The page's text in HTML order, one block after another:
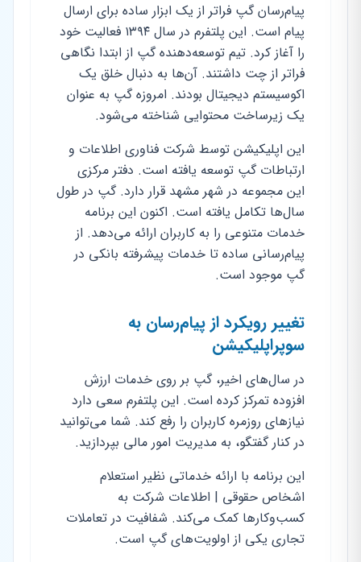
پیام‌رسان گپ فراتر از یک ابزار ساده برای ارسال
پیام است. این پلتفرم در سال ۱۳۹۴ فعالیت خود
را آغاز کرد. تیم توسعه‌دهنده گپ از ابتدا نگاهی
فراتر از چت داشتند. آن‌ها به دنبال خلق یک
اکوسیستم دیجیتال بودند. امروزه گپ به عنوان
یک زیرساخت محتوایی شناخته می‌شود.
این اپلیکیشن توسط شرکت فناوری اطلاعات و
ارتباطات گپ توسعه یافته است. دفتر مرکزی
این مجموعه در شهر مشهد قرار دارد. گپ در طول
سال‌ها تکامل یافته است. اکنون این برنامه
خدمات متنوعی را به کاربران ارائه می‌دهد. از
پیام‌رسانی ساده تا خدمات پیشرفته بانکی در
گپ موجود است.
تغییر رویکرد از پیام‌رسان به
سوپراپلیکیشن
در سال‌های اخیر، گپ بر روی خدمات ارزش
افزوده تمرکز کرده است. این پلتفرم سعی دارد
نیازهای روزمره کاربران را رفع کند. شما می‌توانید
در کنار گفتگو، به مدیریت امور مالی بپردازید.
این برنامه با ارائه خدماتی نظیر استعلام
اشخاص حقوقی | اطلاعات شرکت به
کسب‌وکارها کمک می‌کند. شفافیت در تعاملات
تجاری یکی از اولویت‌های گپ است.